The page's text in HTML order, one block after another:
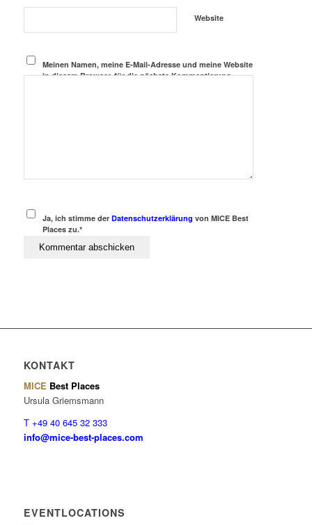
Website
Meinen Namen, meine E-Mail-Adresse und meine Website
in diesem Browser, für die nächste Kommentierung,
Ja, ich stimme derDatenschutzerklärung von MICE Best
Places zu.*
KONTAKT
MICE Best Places
Ursula Griemsmann
T +49 40 645 32 333
info@mice-best-places.com
EVENTLOCATIONS